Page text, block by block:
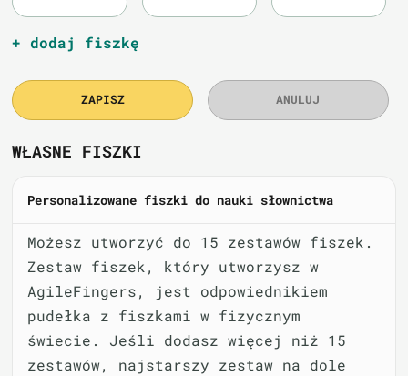
+ dodaj fiszkę
ZAPISZ ANULUJ
WŁASNE FISZKI
Personalizowane fiszki do nauki słownictwa
Możesz utworzyć do 15 zestawów fiszek.
Zestaw fiszek, który utworzysz w
AgileFingers, jest odpowiednikiem
pudełka z fiszkami w fizycznym
świecie. Jeśli dodasz więcej niż 15
zestawów, najstarszy zestaw na dole